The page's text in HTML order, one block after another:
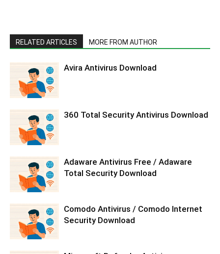
RELATED ARTICLES MORE FROM AUTHOR
Avira Antivirus Download
360 Total Security Antivirus Download
Adaware Antivirus Free / Adaware
Total Security Download
Comodo Antivirus / Comodo Internet
Security Download